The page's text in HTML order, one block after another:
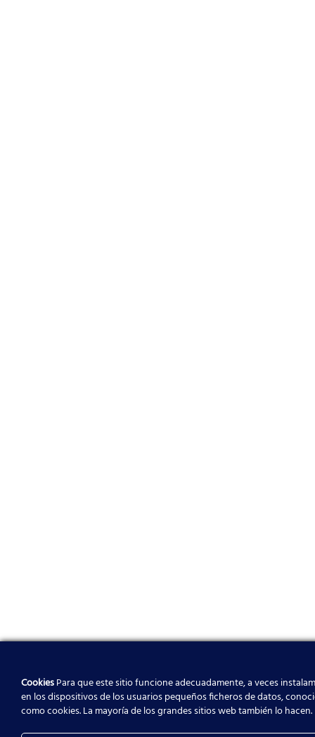
CookiesPara que este sitio funcione adecuadamente, a veces
en los dispositivos de los usuarios pequeños ficheros de datos,
como cookies. La mayoría de los grandes sitios web también lo hacen.